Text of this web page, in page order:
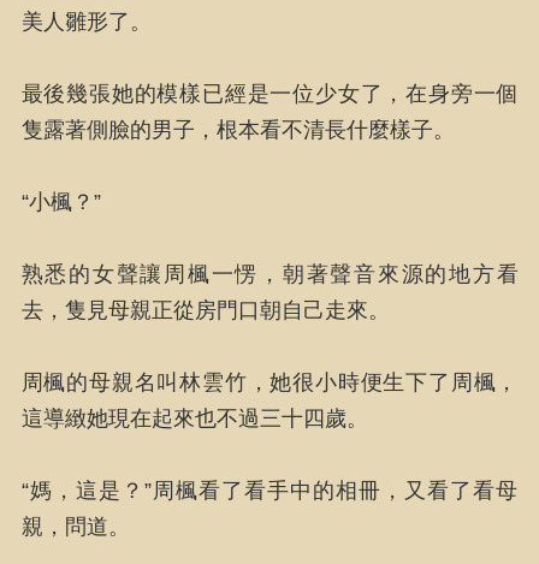
美人雛形了。
最後幾張她的模樣已經是一位少女了，在身旁一個
隻露著側臉的男子，根本看不清長什麼樣子。
“小楓？”
熟悉的女聲讓周楓一愣，朝著聲音來源的地方看
去，隻見母親正從房門口朝自己走來。
周楓的母親名叫林雲竹，她很小時便生下了周楓，
這導緻她現在起來也不過三十四歲。
“媽，這是？”周楓看了看手中的相冊，又看了看母
親，問道。